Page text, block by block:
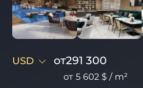
USD от291 300
от 5 602 $ / m²